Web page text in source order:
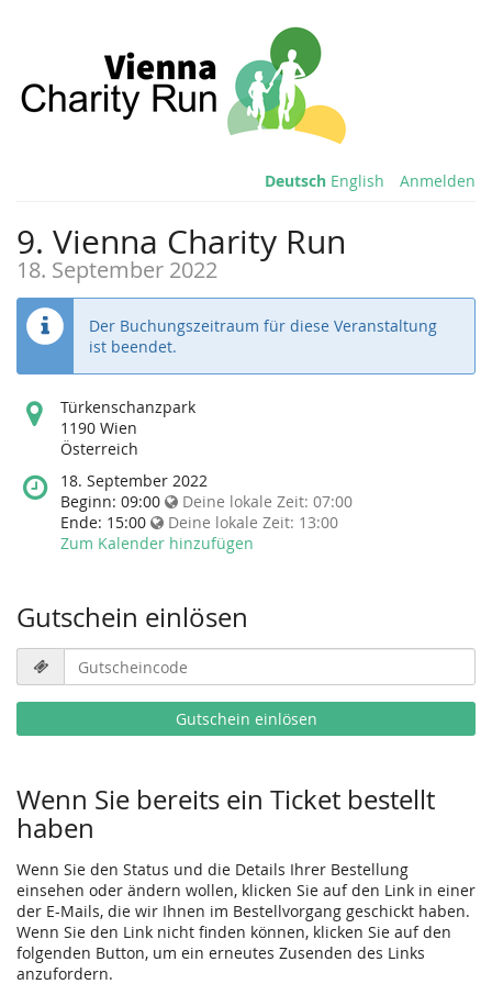
Deutsch English Anmelden
9. Vienna Charity Run
18. September 2022
Der Buchungszeitraum für diese Veranstaltung
ist beendet.
Wo
findet
diese
statt?
Türkenschanzpark
1190 Wien
Österreich
Wann
findet
diese
Veranstaltung
18. September 2022
Beginn: 09:00 Deine lokale Zeit: 07:00
Ende: 15:00 Deine lokale Zeit: 13:00
Zum Kalender hinzufügen
Gutschein einlösen
Gutscheincode
erforderlich
Gutschein einlösen
Wenn Sie bereits ein Ticket bestellt
haben
Wenn Sie den Status und die Details Ihrer Bestellung
einsehen oder ändern wollen, klicken Sie auf den Link in einer
der E-Mails, die wir Ihnen im Bestellvorgang geschickt haben.
Wenn Sie den Link nicht finden können, klicken Sie auf den
folgenden Button, um ein erneutes Zusenden des Links
anzufordern.